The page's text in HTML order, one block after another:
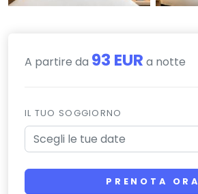
A partire da 93 EUR a notte
IL TUO SOGGIORNO
PRENOTA ORA